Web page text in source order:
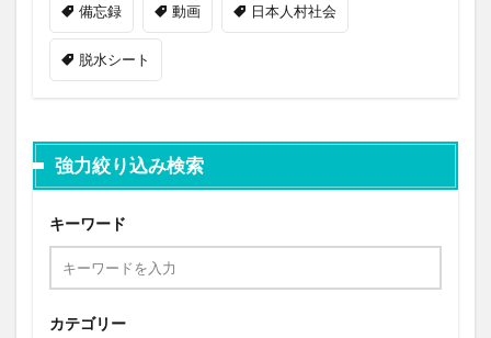
備忘録 動画 日本人村社会
脱水シート
強力絞り込み検索
キーワード
カテゴリー